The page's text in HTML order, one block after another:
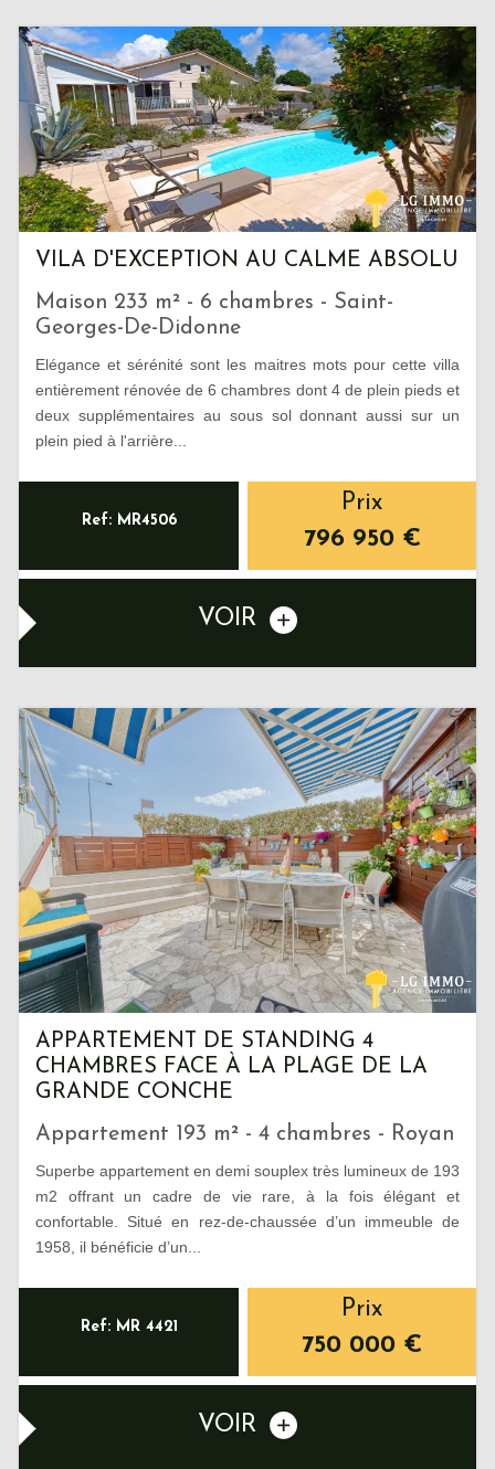
VILA D'EXCEPTION AU CALME ABSOLU
Maison 233 m² - 6 chambres - Saint-
Georges-De-Didonne
Elégance et sérénité sont les maitres mots pour cette villa
entièrement rénovée de 6 chambres dont 4 de plein pieds et
deux supplémentaires au sous sol donnant aussi sur un
plein pied à l'arrière...
Ref: MR4506
Prix
796 950 €
VOIR
APPARTEMENT DE STANDING 4
CHAMBRES FACE À LA PLAGE DE LA
GRANDE CONCHE
Appartement 193 m² - 4 chambres - Royan
Superbe appartement en demi souplex très lumineux de 193
m2 offrant un cadre de vie rare, à la fois élégant et
confortable. Situé en rez-de-chaussée d’un immeuble de
1958, il bénéficie d’un...
Ref: MR 4421
Prix
750 000 €
VOIR